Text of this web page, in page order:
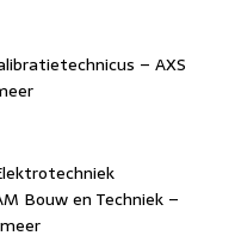
– AXS
Bouw en Techniek –